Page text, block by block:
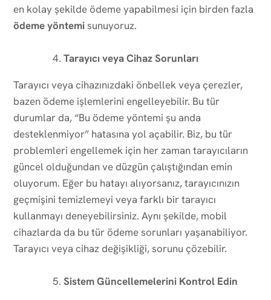
en kolay şekilde ödeme yapabilmesi için birden fazla
ödeme yöntemisunuyoruz.
Tarayıcı veya Cihaz Sorunları
Tarayıcı veya cihazınızdaki önbellek veya çerezler,
bazen ödeme işlemlerini engelleyebilir. Bu tür
durumlar da, “Bu ödeme yöntemi şu anda
desteklenmiyor” hatasına yol açabilir. Biz, bu tür
problemleri engellemek için her zaman tarayıcıların
güncel olduğundan ve düzgün çalıştığından emin
oluyorum. Eğer bu hatayı alıyorsanız, tarayıcınızın
geçmişini temizlemeyi veya farklı bir tarayıcı
kullanmayı deneyebilirsiniz. Aynı şekilde, mobil
cihazlarda da bu tür ödeme sorunları yaşanabiliyor.
Tarayıcı veya cihaz değişikliği, sorunu çözebilir.
Sistem Güncellemelerini Kontrol Edin